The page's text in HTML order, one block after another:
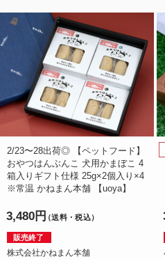
2/23〜28出荷◎ 【ペットフード】
おやつはんぶんこ 犬用かまぼこ 4
箱入りギフト仕様 25g×2個入り×4
※常温 かねまん本舗 【uoya】
3,480円（送料・税込）
販売終了
株式会社かねまん本舗